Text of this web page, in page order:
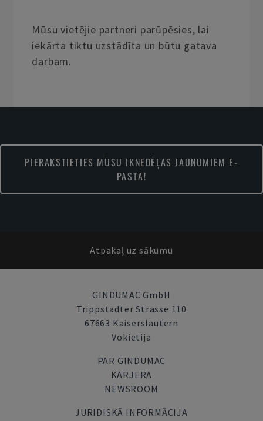
Mūsu vietējie partneri parūpēsies, lai
iekārta tiktu uzstādīta un būtu gatava
darbam.
PIERAKSTIETIES MŪSU IKNEDĒĻAS JAUNUMIEM E-
PASTĀ!
Atpakaļ uz sākumu
GINDUMAC GmbH
Trippstadter Strasse 110
67663 Kaiserslautern
Vokietija
PAR GINDUMAC
KARJERA
NEWSROOM
JURIDISKĀ INFORMĀCIJA